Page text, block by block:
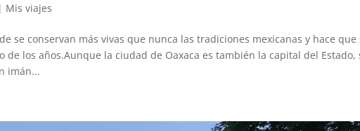
| Mis viajes
se conservan más vivas que nunca las tradiciones mexicanas y hace que
de los años.Aunque la ciudad de Oaxaca es también la capital del Estado,
imán...